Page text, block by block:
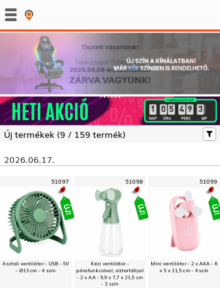
: :
Új termékek (9 / 159 termék)
2026.06.17.
51097
Asztali ventilátor - USB - 5V
- Ø13 cm - 4 szín
51098
Kézi ventilátor -
párafunkcióval, víztartállyal
- 2 x AA - 9,9 x 7,7 x 21,5 cm
- 3 szín
51099
Mini ventilátor - 2 x AAA - 6
x 5 x 11,5 cm - 4 szín